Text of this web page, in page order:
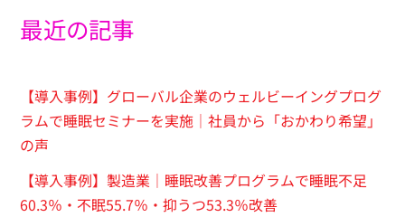
最近の記事
【導入事例】グローバル企業のウェルビーイングプログ
ラムで睡眠セミナーを実施｜社員から「おかわり希望」
の声
【導入事例】製造業｜睡眠改善プログラムで睡眠不足
60.3％・不眠55.7％・抑うつ53.3％改善